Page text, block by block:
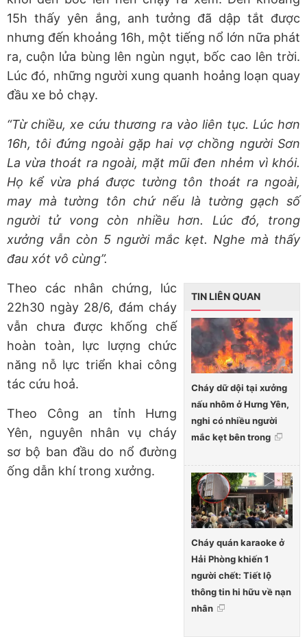
15h thấy yên ắng, anh tưởng đã dập tắt được
nhưng đến khoảng 16h, một tiếng nổ lớn nữa phát
ra, cuộn lửa bùng lên ngùn ngụt, bốc cao lên trời.
Lúc đó, những người xung quanh hoảng loạn quay
đầu xe bỏ chạy.
“Từ chiều, xe cứu thương ra vào liên tục. Lúc hơn
16h, tôi đứng ngoài gặp hai vợ chồng người Sơn
La vừa thoát ra ngoài, mặt mũi đen nhẻm vì khói.
Họ kể vừa phá được tường tôn thoát ra ngoài,
may mà tường tôn chứ nếu là tường gạch số
người tử vong còn nhiều hơn. Lúc đó, trong
xưởng vẫn còn 5 người mắc kẹt. Nghe mà thấy
đau xót vô cùng”.
TIN LIÊN QUAN
Cháy dữ dội tại xưởng
nấu nhôm ở Hưng Yên,
nghi có nhiều người
mắc kẹt bên trong
Cháy quán karaoke ở
Hải Phòng khiến 1
người chết: Tiết lộ
thông tin hi hữu về nạn
nhân
Theo các nhân chứng, lúc
22h30 ngày 28/6, đám cháy
vẫn chưa được khống chế
hoàn toàn, lực lượng chức
năng nỗ lực triển khai công
tác cứu hoả.
Theo Công an tỉnh Hưng
Yên, nguyên nhân vụ cháy
sơ bộ ban đầu do nổ đường
ống dẫn khí trong xưởng.